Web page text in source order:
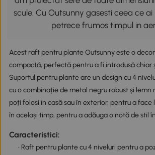
scule. Cu Outsunny gasesti ceea ce
petrece frumos timpul in
Acest raft pentru plante Outsunny este o
compactă, perfectă pentru a fi introdusă chiar
Suportul pentru plante are un design cu 4
cu o combinație de metal negru robust și lemn
poți folosi în casă sau în exterior, pentru a face
în același timp, pentru a adăuga o notă de stil
Caracteristici:
• Raft pentru plante cu 4 niveluri pentru a